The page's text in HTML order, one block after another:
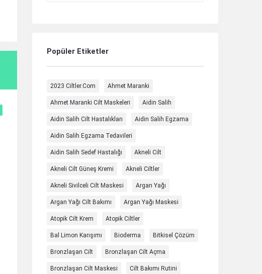
Popüler Etiketler
2023 Ciltler.com Ahmet Maranki
Ahmet Maranki Cilt Maskeleri Aidin Salih
Aidin Salih Cilt Hastalıkları Aidin Salih Egzama
Aidin Salih Egzama Tedavileri
Aidin Salih Sedef Hastalığı Akneli Cilt
Akneli Cilt Güneş Kremi Akneli Ciltler
Akneli Sivilceli Cilt Maskesi Argan Yağı
Argan Yağı Cilt Bakımı Argan Yağı Maskesi
Atopik Cilt Krem Atopik Ciltler
Bal Limon Karışımı Bioderma Bitkisel Çözüm
Bronzlaşan Cilt Bronzlaşan Cilt Açma
Bronzlaşan Cilt Maskesi Cilt Bakımı Rutini